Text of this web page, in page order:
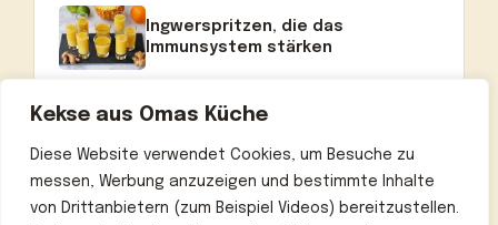
Kekse aus Omas Küche
Diese Website verwendet Cookies, um Besuche zu
messen, Werbung anzuzeigen und bestimmte Inhalte
von Drittanbietern (zum Beispiel Videos) bereitzustellen.
Ingwerspritzen, die das
Immunsystem stärken